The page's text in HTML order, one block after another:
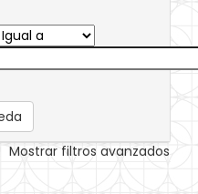
Mostrar filtros avanzados